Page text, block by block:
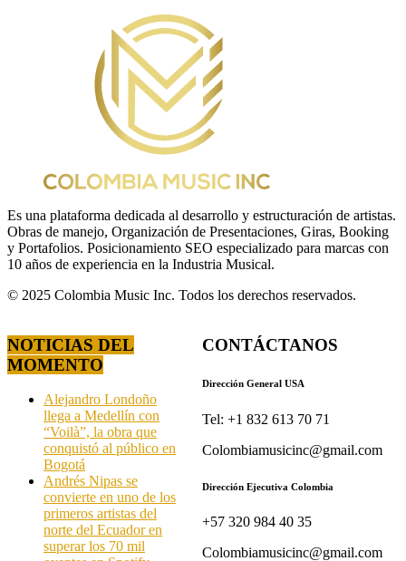
Es una plataforma dedicada al desarrollo y estructuración de artistas.
Obras de manejo, Organización de Presentaciones, Giras, Booking
y Portafolios. Posicionamiento SEO especializado para marcas con
10 años de experiencia en la Industria Musical.
© 2025 Colombia Music Inc. Todos los derechos reservados.
NOTICIAS DEL
MOMENTO
Alejandro Londoño
llega a Medellín con
“Voilà”, la obra que
conquistó al público en
Bogotá
Andrés Nipas se
convierte en uno de los
primeros artistas del
norte del Ecuador en
superar los 70 mil
CONTÁCTANOS
Dirección General USA
Tel: +1 832 613 70 71
Colombiamusicinc@gmail.com
Dirección Ejecutiva Colombia
+57 320 984 40 35
Colombiamusicinc@gmail.com